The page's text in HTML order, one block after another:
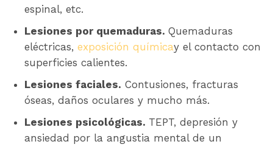
espinal, etc.
Lesiones por quemaduras. Quemaduras
eléctricas, exposición químicay el contacto con
superficies calientes.
Lesiones faciales. Contusiones, fracturas
óseas, daños oculares y mucho más.
Lesiones psicológicas. TEPT, depresión y
ansiedad por la angustia mental de un